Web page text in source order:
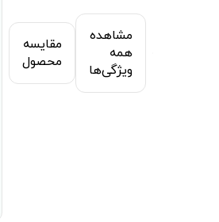
مشاهده
همه
ویژگی‌ها
مقایسه
محصول